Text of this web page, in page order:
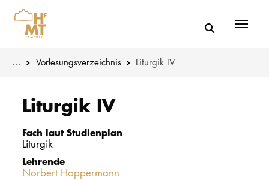
You are here:
... Vorlesungs­verzeichnis Liturgik IV
Liturgik IV
Fach laut Studienplan
Liturgik
Lehrende
Norbert Hoppermann